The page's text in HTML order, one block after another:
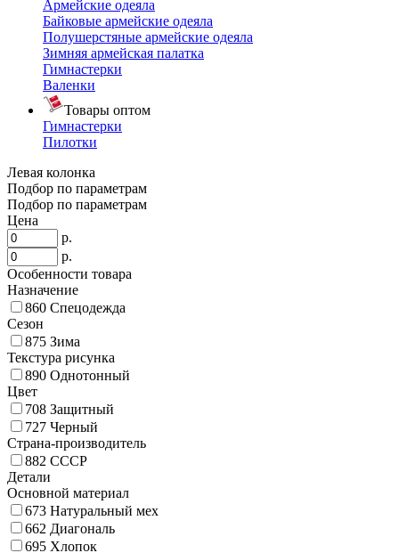
Армейские одеяла
Байковые армейские одеяла
Полушерстяные армейские одеяла
Зимняя армейская палатка
Гимнастерки
Валенки
Товары оптом
Гимнастерки
Пилотки
Левая колонка
Подбор по параметрам
Подбор по параметрам
Цена
р.
р.
Особенности товара
Назначение
860 Спецодежда
Сезон
875 Зима
Текстура рисунка
890 Однотонный
Цвет
708 Защитный
727 Черный
Страна-производитель
882 СССР
Детали
Основной материал
673 Натуральный мех
662 Диагональ
695 Хлопок